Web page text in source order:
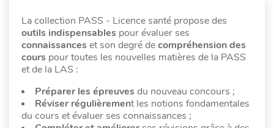
La collection PASS - Licence santé propose des
outils indispensables pour évaluer ses
connaissances et son degré decompréhension des
cours pour toutes les nouvelles matières de la PASS
et de la LAS :
Préparer les épreuves du nouveau concours ;
Réviser régulièrement les notions fondamentales
du cours et évaluer ses connaissances ;